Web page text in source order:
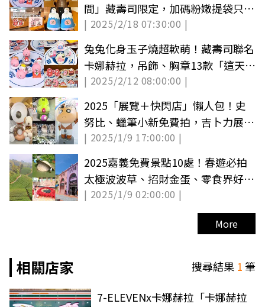
間」藏壽司限定，加碼粉嫩提袋只送
不賣
| 2025/2/18 07:30:00 |
兔兔化身玉子燒超軟萌！藏壽司聯名
卡娜赫拉，吊飾、胸章13款「這天」
開扭
| 2025/2/12 08:00:00 |
2025「展覽＋快閃店」懶人包！史
努比、蠟筆小新免費拍，吉卜力展海
外首站
| 2025/1/9 17:00:00 |
2025嘉義免費景點10處！春遊必拍
太極波波草、招財金蛋、零食界好市
多
| 2025/1/9 02:00:00 |
More
相關店家 搜尋結果 1筆
7-ELEVENx卡娜赫拉「卡娜赫拉